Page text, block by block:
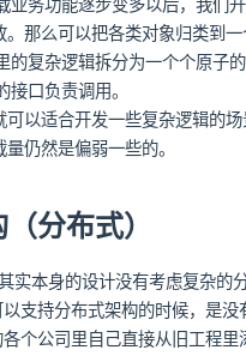
那么可以把各类对象归类到一
的复杂逻辑拆分为一个个原子
口负责调用。
以适合开发一些复杂逻辑的场
仍然是偏弱一些的。
分布式）
实本身的设计没有考虑复杂的
支持分布式架构的时候，是没
个公司里自己直接从旧工程里